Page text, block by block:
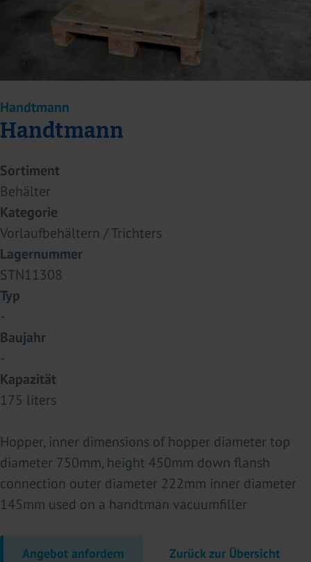
Handtmann
Handtmann
Sortiment
Behälter
Kategorie
Vorlaufbehältern / Trichters
Lagernummer
STN11308
Typ
-
Baujahr
-
Kapazität
175 liters
Hopper, inner dimensions of hopper diameter top
diameter 750mm, height 450mm down flansh
connection outer diameter 222mm inner diameter
145mm used on a handtman vacuumfiller
Angebot anfordern Zurück zur Übersicht